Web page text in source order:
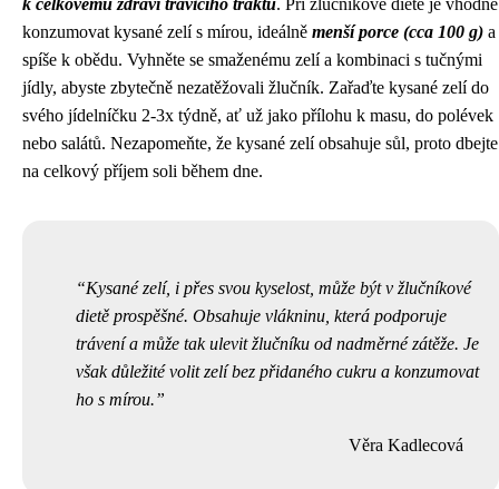
konzumovat kysané zelí s mírou, ideálně menší porce (cca 100 g) a
spíše k obědu. Vyhněte se smaženému zelí a kombinaci s tučnými
jídly, abyste zbytečně nezatěžovali žlučník. Zařaďte kysané zelí do
svého jídelníčku 2-3x týdně, ať už jako přílohu k masu, do polévek
nebo salátů. Nezapomeňte, že kysané zelí obsahuje sůl, proto dbejte
na celkový příjem soli během dne.
Kysané zelí, i přes svou kyselost, může být v žlučníkové
dietě prospěšné. Obsahuje vlákninu, která podporuje
trávení a může tak ulevit žlučníku od nadměrné zátěže. Je
však důležité volit zelí bez přidaného cukru a konzumovat
ho s mírou.
Věra Kadlecová